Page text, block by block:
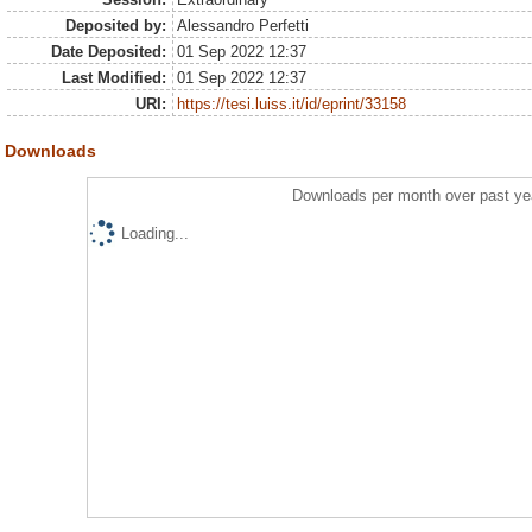
Deposited by:
Alessandro Perfetti
Date Deposited:
01 Sep 2022 12:37
Last Modified:
01 Sep 2022 12:37
URI:
https://tesi.luiss.it/id/eprint/33158
Downloads
Downloads per month over past
Loading...